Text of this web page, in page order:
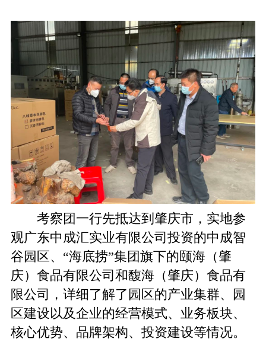
考察团一行先抵达到肇庆市，实地参
观广东中成汇实业有限公司投资的中成智
谷园区、“海底捞”集团旗下的颐海（肇
庆）食品有限公司和馥海（肇庆）食品有
限公司，详细了解了园区的产业集群、园
区建设以及企业的经营模式、业务板块、
核心优势、品牌架构、投资建设等情况。